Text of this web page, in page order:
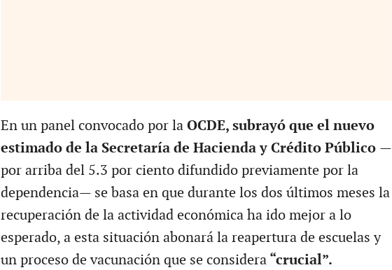
En un panel convocado por la OCDE, subrayó que el nuevo
estimado de la Secretaría de Hacienda y Crédito Público —
por arriba del 5.3 por ciento difundido previamente por la
dependencia— se basa en que durante los dos últimos meses la
recuperación de la actividad económica ha ido mejor a lo
esperado, a esta situación abonará la reapertura de escuelas y
un proceso de vacunación que se considera“crucial”.